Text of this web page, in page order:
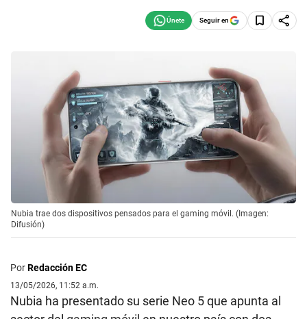
Seguir en
Nubia trae dos dispositivos pensados para el gaming móvil. (Imagen:
Difusión)
PorRedacción EC
13/05/2026, 11:52 a.m.
Nubia ha presentado su serie Neo 5 que apunta al